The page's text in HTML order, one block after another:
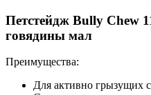
Петстейдж Bully Chew
говядины мал
Преимущества:
Для активно грызущих